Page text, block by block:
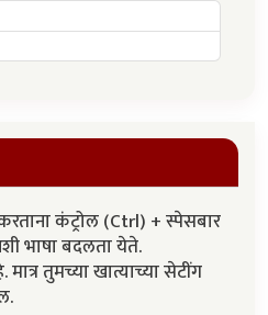
कंट्रोल (Ctrl) + स्पेसबार
भाषा बदलता येते.
तुमच्या खात्याच्या सेटींग